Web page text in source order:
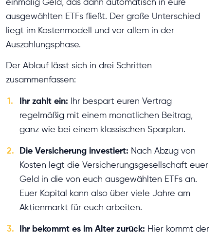
einmalig Geld, das dann automatisch in eure
ausgewählten ETFs fließt. Der große Unterschied
liegt im Kostenmodell und vor allem in der
Auszahlungsphase.
Der Ablauf lässt sich in drei Schritten
zusammenfassen:
1. Ihr zahlt ein: Ihr bespart euren Vertrag
regelmäßig mit einem monatlichen Beitrag,
ganz wie bei einem klassischen Sparplan.
2. Die Versicherung investiert: Nach Abzug von
Kosten legt die Versicherungsgesellschaft euer
Geld in die von euch ausgewählten ETFs an.
Euer Kapital kann also über viele Jahre am
Aktienmarkt für euch arbeiten.
3. Ihr bekommt es im Alter zurück: Hier kommt der